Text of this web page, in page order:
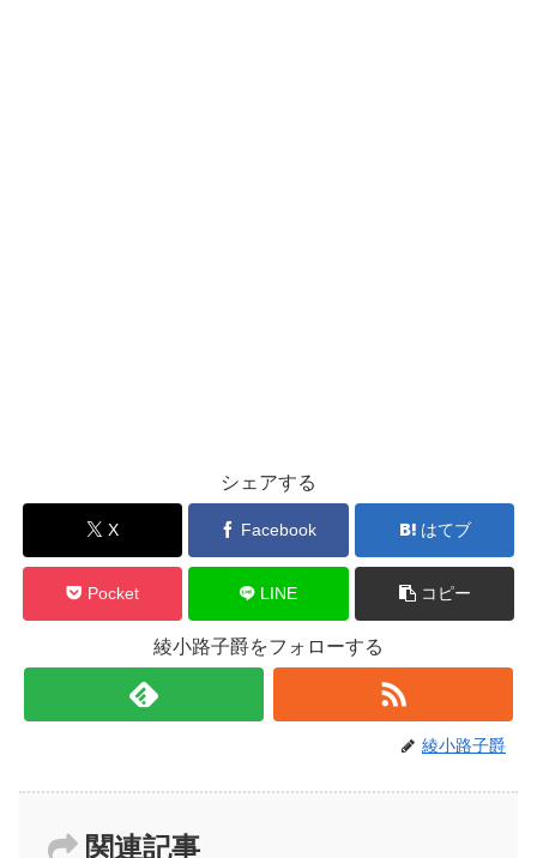
シェアする
X Facebook はてブ
Pocket LINE コピー
綾小路子爵をフォローする
綾小路子爵
関連記事